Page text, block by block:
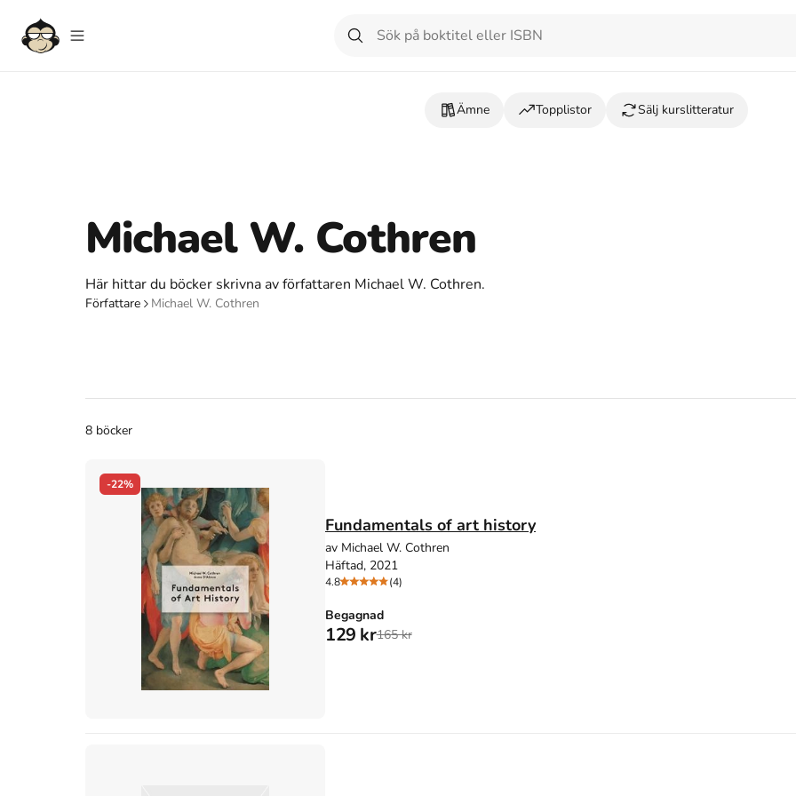
Ämne Topplistor Sälj kurslitteratur
Michael W. Cothren
Här hittar du böcker skrivna av författaren Michael W. Cothren.
Författare Michael W. Cothren
8 böcker
-22%
Fundamentals of art history
av Michael W. Cothren
Häftad, 2021
4.8 (4)
Begagnad
129 kr165 kr